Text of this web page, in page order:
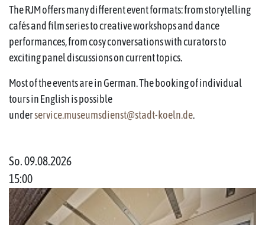
The RJM offers many different event formats: from storytelling
cafés and film series to creative workshops and dance
performances, from cosy conversations with curators to
exciting panel discussions on current topics.
Most of the events are in German. The booking of individual
tours in English is possible
underservice.museumsdienst@stadt-koeln.de.
So. 09.08.2026
15:00